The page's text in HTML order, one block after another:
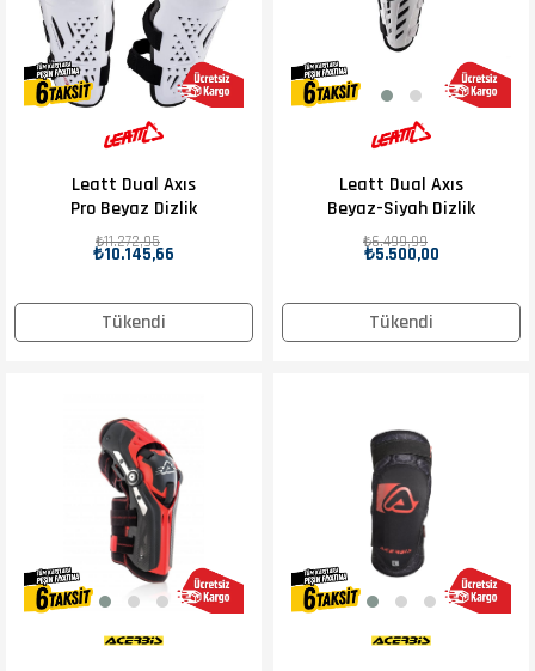
Tükendi
Leatt Dual Axıs
Pro Beyaz Dizlik
₺10.145,66
₺11.272,95
Tükendi
Leatt Dual Axıs
Beyaz-Siyah Dizlik
₺5.500,00
₺6.499,99